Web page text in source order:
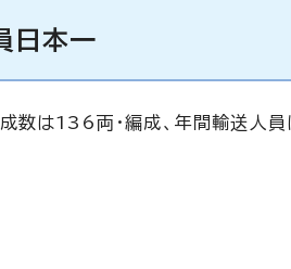
日本一
数は136両・編成、年間輸送人